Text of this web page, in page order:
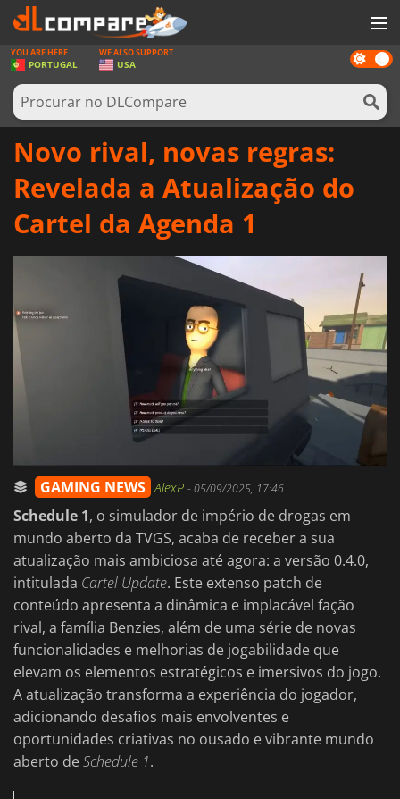
JOGOS
GAME CARDS
SOFTWARE
ENTRAR OU REGISTAR
Dark
mode
YOU ARE HERE
PORTUGAL
WE ALSO SUPPORT
USA
Novo rival, novas regras:
Revelada a Atualização do
Cartel da Agenda 1
GAMING NEWS AlexP -05/09/2025, 17:46
Schedule 1, o simulador de império de drogas em
mundo aberto da TVGS, acaba de receber a sua
atualização mais ambiciosa até agora: a versão 0.4.0,
intitulada Cartel Update. Este extenso patch de
conteúdo apresenta a dinâmica e implacável fação
rival, a família Benzies, além de uma série de novas
funcionalidades e melhorias de jogabilidade que
elevam os elementos estratégicos e imersivos do jogo.
A atualização transforma a experiência do jogador,
adicionando desafios mais envolventes e
oportunidades criativas no ousado e vibrante mundo
aberto deSchedule 1.